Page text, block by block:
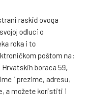
raskid ovoga
odluci o
roka i to
poštom na:
boraca 59,
i prezime, adresu,
a možete koristiti i